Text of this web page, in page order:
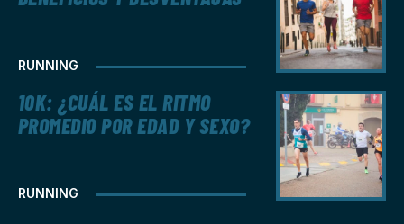
RUNNING
RUNNING
10K: ¿CUÁL ES EL RITMO
PROMEDIO POR EDAD Y SEXO?